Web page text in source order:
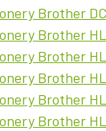
Brother
Brother
Brother
Brother
Brother
Brother